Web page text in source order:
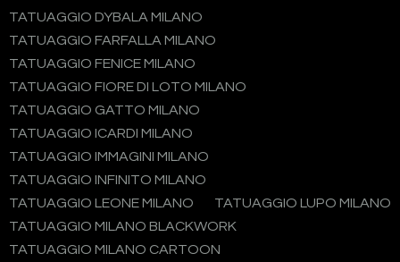
TATUAGGIO DYBALA MILANO
TATUAGGIO FARFALLA MILANO
TATUAGGIO FENICE MILANO
TATUAGGIO FIORE DI LOTO MILANO
TATUAGGIO GATTO MILANO
TATUAGGIO ICARDI MILANO
TATUAGGIO IMMAGINI MILANO
TATUAGGIO INFINITO MILANO
TATUAGGIO LEONE MILANO
TATUAGGIO LUPO MILANO
TATUAGGIO MILANO BLACKWORK
TATUAGGIO MILANO CARTOON